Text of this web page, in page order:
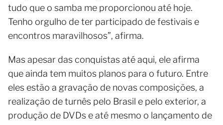
tudo que o samba me proporcionou até hoje.
Tenho orgulho de ter participado de festivais e
encontros maravilhosos”, afirma.
Mas apesar das conquistas até aqui, ele afirma
que ainda tem muitos planos para o futuro. Entre
eles estão a gravação de novas composições, a
realização de turnês pelo Brasil e pelo exterior, a
produção de DVDs e até mesmo o lançamento de